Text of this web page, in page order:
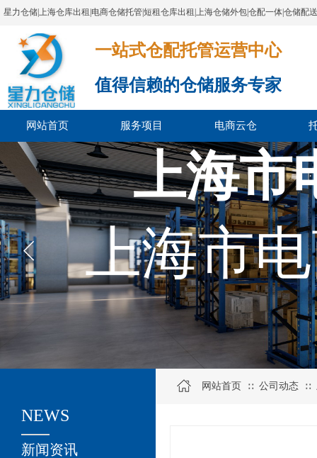
星力仓储|上海仓库出租|电商仓储托管|短租仓库出租|上海仓储外包|仓配一体|仓储配
一站式仓配托管运营中心​​​​​​​​​​​​​​​​​
值得信赖的仓储服务专家
网站首页 服务项目 电商云仓
上海市
上海市
关于我们
新闻资讯
NEWS
网站首页 ∷ 公司动态 ∷